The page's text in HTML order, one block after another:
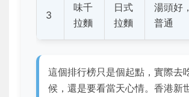
3
味千
拉麵
日式
拉麵
湯頭好
普通
這個排行榜只是個起點，實際去
候，還是要看當天心情。香港新